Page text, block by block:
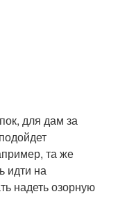
для дам за
та же
идти на
надеть озорную